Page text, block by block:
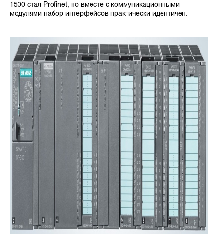
1500 стал Profinet, но вместе с коммуникационными
модулями набор интерфейсов практически идентичен.